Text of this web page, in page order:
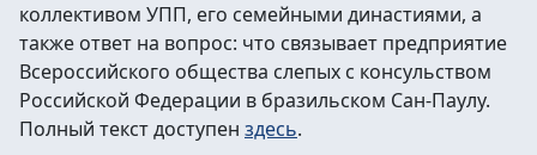
коллективом УПП, его семейными династиями, а
также ответ на вопрос: что связывает предприятие
Всероссийского общества слепых с консульством
Российской Федерации в бразильском Сан-Паулу.
Полный текст доступен здесь.